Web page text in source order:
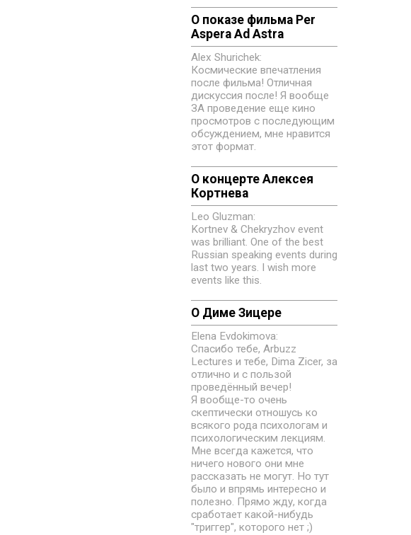
О показе фильма Per
Aspera Ad Astra
Alex Shurichek:
Космические впечатления
после фильма! Отличная
дискуссия после! Я вообще
ЗА проведение еще кино
просмотров с последующим
обсуждением, мне нравится
этот формат.
О концерте Алексея
Кортнева
Leo Gluzman:
Kortnev & Chekryzhov event
was brilliant. One of the best
Russian speaking events during
last two years. I wish more
events like this.
О Диме Зицере
Elena Evdokimovа:
Спасибо тебе, Arbuzz
Lectures и тебе, Dima Zicer, за
отлично и с пользой
проведённый вечер!
Я вообще-то очень
скептически отношусь ко
всякого рода психологам и
психологическим лекциям.
Мне всегда кажется, что
ничего нового они мне
рассказать не могут. Но тут
было и впрямь интересно и
полезно. Прямо жду, когда
сработает какой-нибудь
"триггер", которого нет ;)